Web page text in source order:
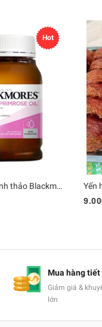
Hot
Tinh dầu hoa anh thảo Blackmore 190v
Yến
Mua hàng tiết
Giảm giá &
lớn